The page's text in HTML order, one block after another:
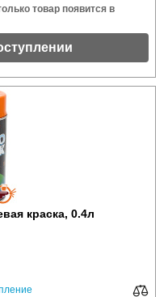
товар появится в
краска, 0.4л